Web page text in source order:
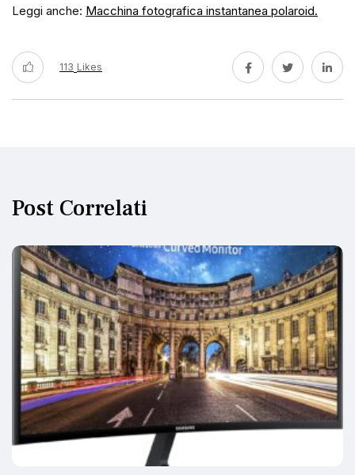
Leggi anche: Macchina fotografica instantanea polaroid.
113 Likes
Post Correlati